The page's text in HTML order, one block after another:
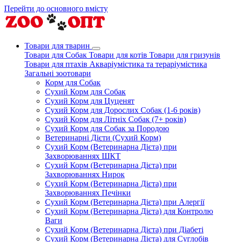
Перейти до основного вмісту
Товари для тварин
Товари для Собак Товари для котів Товари для гризунів
Товари для птахів Акваріумістика та тераріумістика
Загальні зоотовари
Корм для Собак
Сухий Корм для Собак
Сухий Корм для Цуценят
Сухий Корм для Дорослих Собак (1-6 років)
Сухий Корм для Літніх Собак (7+ років)
Сухий Корм для Собак за Породою
Ветеринарні Дієти (Сухий Корм)
Сухий Корм (Ветеринарна Дієта) при
Захворюваннях ШКТ
Сухий Корм (Ветеринарна Дієта) при
Захворюваннях Нирок
Сухий Корм (Ветеринарна Дієта) при
Захворюваннях Печінки
Сухий Корм (Ветеринарна Дієта) при Алергії
Сухий Корм (Ветеринарна Дієта) для Контролю
Ваги
Сухий Корм (Ветеринарна Дієта) при Діабеті
Сухий Корм (Ветеринарна Дієта) для Суглобів